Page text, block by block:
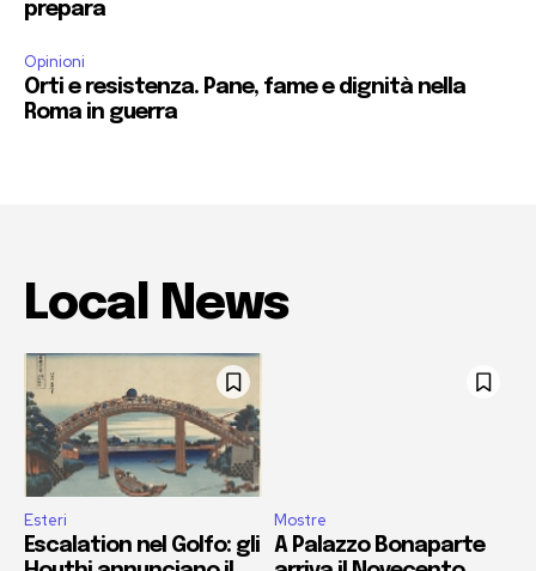
prepara
Opinioni
Orti e resistenza. Pane, fame e dignità nella
Roma in guerra
Local News
Esteri
Escalation nel Golfo: gli
Mostre
A Palazzo Bonaparte